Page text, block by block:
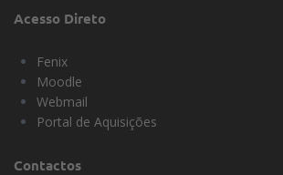
Acesso Direto
Fenix
Moodle
Webmail
Portal de Aquisições
Contactos